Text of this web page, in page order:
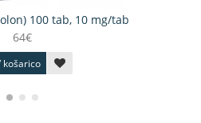
100 tab, 10 mg/tab
64€
košarico